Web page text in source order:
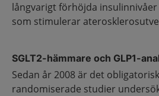
långvarigt förhöjda
som stimulerar
SGLT2-hämmare och GLP1-
Sedan år 2008 är det
randomiserade studier